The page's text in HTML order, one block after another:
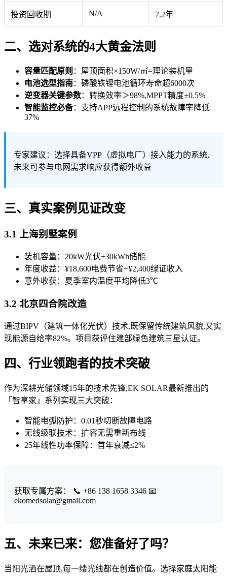
投资回收期 N/A 7.2年
二、选对系统的4大黄金法则
容量匹配原则 ：屋顶面积×150W/㎡=理论装机量
电池选型指南 ：磷酸铁锂电池循环寿命超6000次
逆变器关键参数：转换效率＞98%,MPPT精度±0.5%
智能监控必备：支持APP远程控制的系统故障率降低
37%
专家建议：选择具备VPP（虚拟电厂）接入能力的系统,
未来可参与电网需求响应获得额外收益
三、真实案例见证改变
3.1 上海别墅案例
装机容量：20kW光伏+30kWh储能
年度收益：¥18,600电费节省+¥2,400绿证收入
意外收获：夏季室内温度平均降低3℃
3.2 北京四合院改造
通过BIPV（建筑一体化光伏）技术,既保留传统建筑风貌,又实
现能源自给率82%。项目获评住建部绿色建筑三星认证。
四、行业领跑者的技术突破
作为深耕光储领域15年的技术先锋,EK SOLAR最新推出的
「智享家」系列实现三大突破：
智能电弧防护：0.01秒切断故障电路
无线级联技术：扩容无需重新布线
25年线性功率保障：首年衰减≤2%
获取专属方案： 📞 +86 138 1658 3346 📧
ekomedsolar@gmail.com
五、未来已来：您准备好了吗？
当阳光洒在屋顶,每一缕光线都在创造价值。选择家庭太阳能